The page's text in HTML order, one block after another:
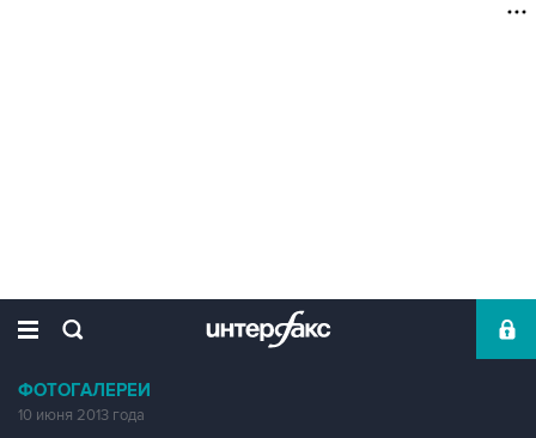
ФОТОГАЛЕРЕИ
10 июня 2013 года